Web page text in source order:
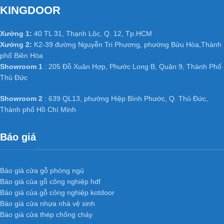
KINGDOOR
Xưởng 1: 40 TL 31, Thạnh Lộc, Q. 12, Tp.HCM
Xưởng 2: K2-39 đường Nguyễn Tri Phương, phường Bửu Hòa,Thành
phố Biên Hòa
Showroom 1 : 205 Đỗ Xuân Hợp, Phước Long B, Quận 9, Thành Phố
Thủ Đức
Showroom 2 : 639 QL13, phường Hiệp Bình Phước, Q. Thủ Đức,
Thành phố Hồ Chí Minh
Báo giá
Báo giá cửa gỗ phòng ngủ
Báo giá của gỗ công nghiệp hdf
Báo giá của gỗ công nghiệp kotdoor
Báo giá cửa nhựa nhà vệ sinh
Báo giá cửa thép chống cháy